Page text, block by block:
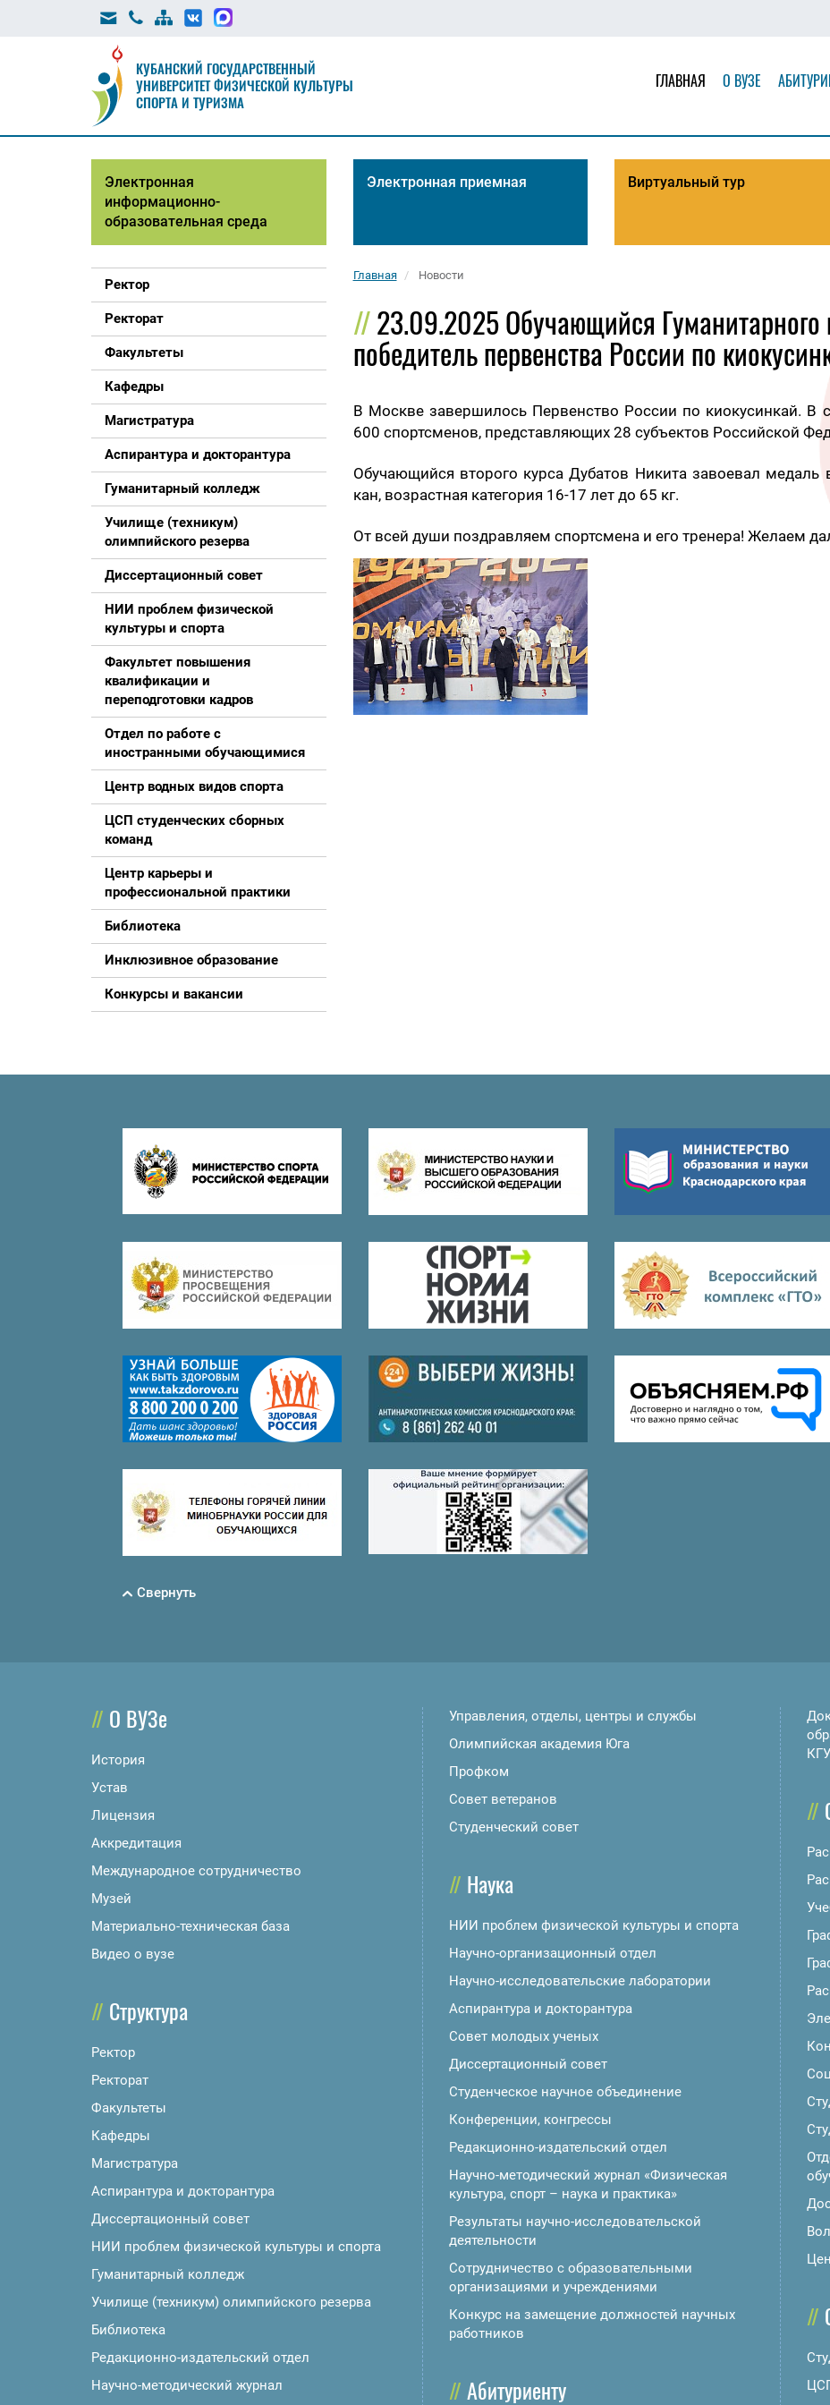
КУБАНСКИЙ ГОСУДАРСТВЕННЫЙ
УНИВЕРСИТЕТ ФИЗИЧЕСКОЙ КУЛЬТУРЫ
СПОРТА И ТУРИЗМА
ГЛАВНАЯ О ВУЗЕ
Электронная
информационно-
образовательная среда
Электронная приемная Виртуальный тур
Ректор
Ректорат
Факультеты
Кафедры
Магистратура
Аспирантура и докторантура
Гуманитарный колледж
Училище (техникум)
олимпийского резерва
Диссертационный совет
НИИ проблем физической
культуры и спорта
Факультет повышения
квалификации и
переподготовки кадров
Отдел по работе с
иностранными обучающимися
Центр водных видов спорта
ЦСП студенческих сборных
команд
Центр карьеры и
профессиональной практики
Библиотека
Инклюзивное образование
Конкурсы и вакансии
Главная Новости
23.09.2025 Обучающийся
победитель первенства России по
В Москве завершилось Первенство России по киокусинкай. В
600 спортсменов, представляющих 28 субъектов Российской
Обучающийся второго курса Дубатов Никита завоевал
кан, возрастная категория 16-17 лет до 65 кг.
От всей души поздравляем спортсмена и его тренера! Желаем
Свернуть
О ВУЗе
История
Устав
Лицензия
Аккредитация
Международное сотрудничество
Музей
Материально-техническая база
Видео о вузе
Структура
Ректор
Ректорат
Факультеты
Кафедры
Магистратура
Аспирантура и докторантура
Диссертационный совет
НИИ проблем физической культуры и спорта
Гуманитарный колледж
Училище (техникум) олимпийского резерва
Библиотека
Редакционно-издательский отдел
Научно-методический журнал
Управления, отделы, центры и службы
Олимпийская академия Юга
Профком
Совет ветеранов
Студенческий совет
Наука
НИИ проблем физической культуры и спорта
Научно-организационный отдел
Научно-исследовательские лаборатории
Аспирантура и докторантура
Совет молодых ученых
Диссертационный совет
Студенческое научное объединение
Конференции, конгрессы
Редакционно-издательский отдел
Научно-методический журнал «Физическая
культура, спорт – наука и практика»
Результаты научно-исследовательской
деятельности
Сотрудничество с образовательными
организациями и учреждениями
Конкурс на замещение должностей научных
работников
Абитуриенту